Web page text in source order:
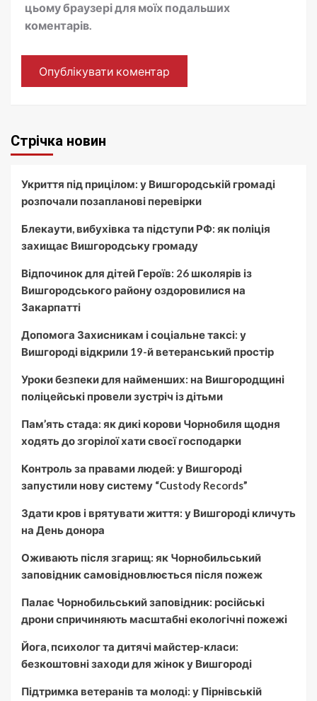
цьому браузері для моїх подальших
коментарів.
Стрічка новин
Укриття під прицілом: у Вишгородській громаді
розпочали позапланові перевірки
Блекаути, вибухівка та підступи РФ: як поліція
захищає Вишгородську громаду
Відпочинок для дітей Героїв: 26 школярів із
Вишгородського району оздоровилися на
Закарпатті
Допомога Захисникам і соціальне таксі: у
Вишгороді відкрили 19-й ветеранський простір
Уроки безпеки для найменших: на Вишгородщині
поліцейські провели зустріч із дітьми
Пам’ять стада: як дикі корови Чорнобиля щодня
ходять до згорілої хати своєї господарки
Контроль за правами людей: у Вишгороді
запустили нову систему “Custody Records”
Здати кров і врятувати життя: у Вишгороді кличуть
на День донора
Оживають після згарищ: як Чорнобильський
заповідник самовідновлюється після пожеж
Палає Чорнобильський заповідник: російські
дрони спричиняють масштабні екологічні пожежі
Йога, психолог та дитячі майстер-класи:
безкоштовні заходи для жінок у Вишгороді
Підтримка ветеранів та молоді: у Пірнівській